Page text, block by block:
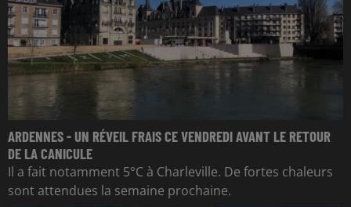
ARDENNES - UN RÉVEIL FRAIS CE VENDREDI AVANT LE RETOUR
DE LA CANICULE
Il a fait notamment 5°C à Charleville. De fortes chaleurs
sont attendues la semaine prochaine.